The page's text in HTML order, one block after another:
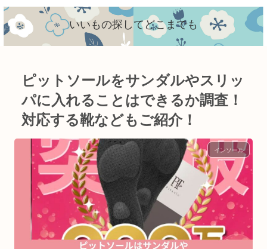
いいもの探してどこまでも
ピットソールをサンダルやスリッ
パに入れることはできるか調査！
対応する靴などもご紹介！
インソール